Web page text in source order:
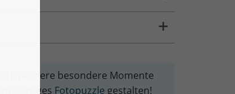
mehrere besondere Momente
Fotopuzzle gestalten!